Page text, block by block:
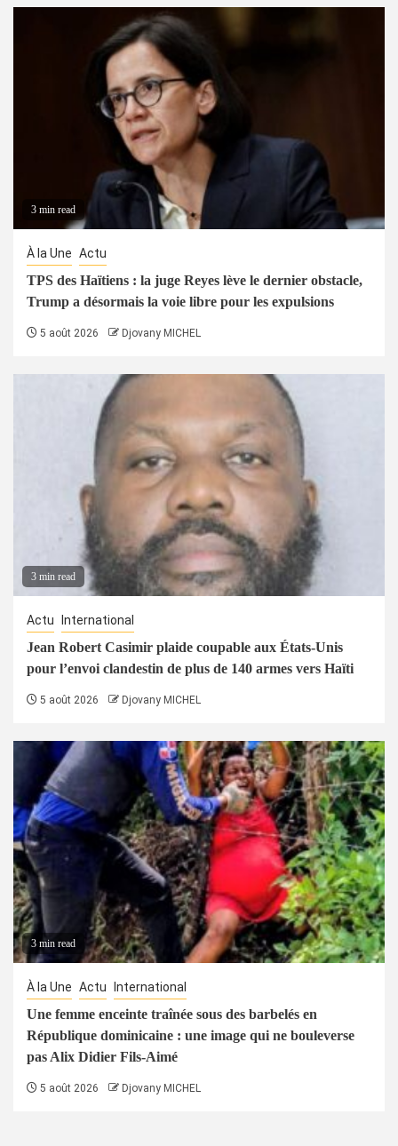
3 min read
À la Une Actu
TPS des Haïtiens : la juge Reyes lève le dernier obstacle,
Trump a désormais la voie libre pour les expulsions
5 août 2026 Djovany MICHEL
3 min read
Actu International
Jean Robert Casimir plaide coupable aux États-Unis
pour l’envoi clandestin de plus de 140 armes vers Haïti
5 août 2026 Djovany MICHEL
3 min read
À la Une Actu International
Une femme enceinte traînée sous des barbelés en
République dominicaine : une image qui ne bouleverse
pas Alix Didier Fils-Aimé
5 août 2026 Djovany MICHEL